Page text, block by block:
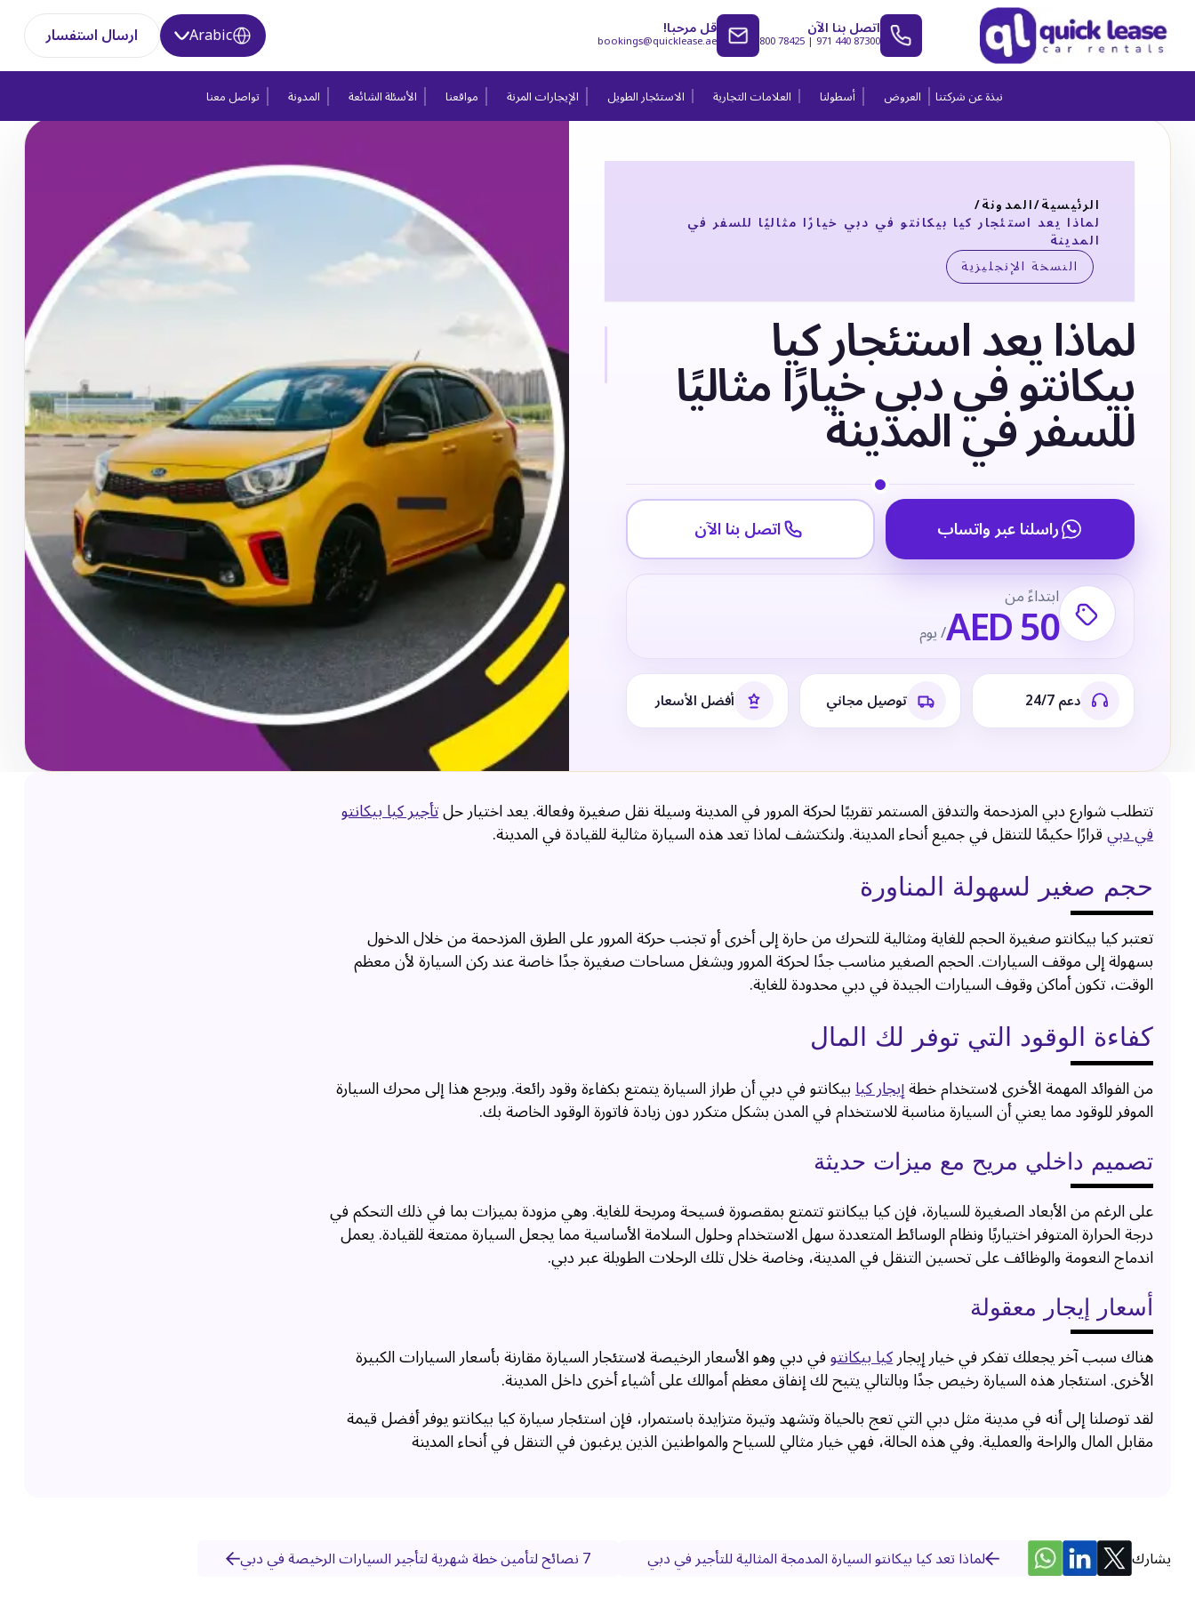
اتصل بنا الآن800 78425 |971 440 87300 قل مرحبا!
bookings@quicklease.ae
Arabic ارسال استفسار
نبذة عن شركتنا العروض أسطولنا العلامات التجارية الاستئجار الطويل الإيجارات المرنة مواقعنا الأسئلة الشائعة المدونة تواصل معنا
الرئيسية/المدونة/
لماذا يعد استئجار كيا بيكانتو في دبي خيارًا مثاليًا للسفر في
المدينة
النسخة الإنجليزية
لماذا يعد استئجار كيا
بيكانتو في دبي خيارًا مثاليًا
للسفر في المدينة
راسلنا عبر واتساب اتصل بنا الآن
ابتداءً من
AED 50/ يوم
دعم 24/7 توصيل مجاني أفضل الأسعار
تتطلب شوارع دبي المزدحمة والتدفق المستمر تقريبًا لحركة المرور في المدينة وسيلة نقل صغيرة وفعالة. يعد اختيار حلتأجير كيا بيكانتو
في دبيقرارًا حكيمًا للتنقل في جميع أنحاء المدينة. ولنكتشف لماذا تعد هذه السيارة مثالية للقيادة في المدينة.
حجم صغير لسهولة المناورة
تعتبر كيا بيكانتو صغيرة الحجم للغاية ومثالية للتحرك من حارة إلى أخرى أو تجنب حركة المرور على الطرق المزدحمة من خلال الدخول
بسهولة إلى موقف السيارات. الحجم الصغير مناسب جدًا لحركة المرور ويشغل مساحات صغيرة جدًا خاصة عند ركن السيارة لأن معظم
الوقت، تكون أماكن وقوف السيارات الجيدة في دبي محدودة للغاية.
كفاءة الوقود التي توفر لك المال
من الفوائد المهمة الأخرى لاستخدام خطةإيجار كيابيكانتو في دبي أن طراز السيارة يتمتع بكفاءة وقود رائعة. ويرجع هذا إلى محرك السيارة
الموفر للوقود مما يعني أن السيارة مناسبة للاستخدام في المدن بشكل متكرر دون زيادة فاتورة الوقود الخاصة بك.
تصميم داخلي مريح مع ميزات حديثة
على الرغم من الأبعاد الصغيرة للسيارة، فإن كيا بيكانتو تتمتع بمقصورة فسيحة ومريحة للغاية. وهي مزودة بميزات بما في ذلك التحكم في
درجة الحرارة المتوفر اختياريًا ونظام الوسائط المتعددة سهل الاستخدام وحلول السلامة الأساسية مما يجعل السيارة ممتعة للقيادة. يعمل
اندماج النعومة والوظائف على تحسين التنقل في المدينة، وخاصة خلال تلك الرحلات الطويلة عبر دبي.
أسعار إيجار معقولة
هناك سبب آخر يجعلك تفكر في خيار إيجاركيا بيكانتوفي دبي وهو الأسعار الرخيصة لاستئجار السيارة مقارنة بأسعار السيارات الكبيرة
الأخرى. استئجار هذه السيارة رخيص جدًا وبالتالي يتيح لك إنفاق معظم أموالك على أشياء أخرى داخل المدينة.
لقد توصلنا إلى أنه في مدينة مثل دبي التي تعج بالحياة وتشهد وتيرة متزايدة باستمرار، فإن استئجار سيارة كيا بيكانتو يوفر أفضل قيمة
مقابل المال والراحة والعملية. وفي هذه الحالة، فهي خيار مثالي للسياح والمواطنين الذين يرغبون في التنقل في أنحاء المدينة
يشارك لماذا تعد كيا بيكانتو السيارة المدمجة المثالية للتأجير في دبي 7 نصائح لتأمين خطة شهرية لتأجير السيارات الرخيصة في دبي